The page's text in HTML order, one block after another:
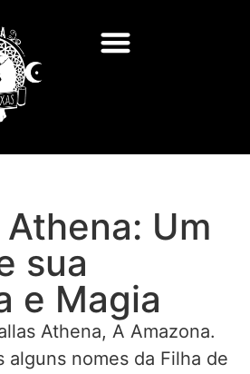
Um
sua
e Magia
Athena, A Amazona.
alguns nomes da Filha de